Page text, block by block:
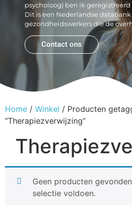
psycholoog) ben ik
Dit is een Nederlandse
gezondheidswerkers die de
Contact ons
Home / Winkel / Producten
“Therapiezverwijzing”
Geen producten
selectie voldoen.